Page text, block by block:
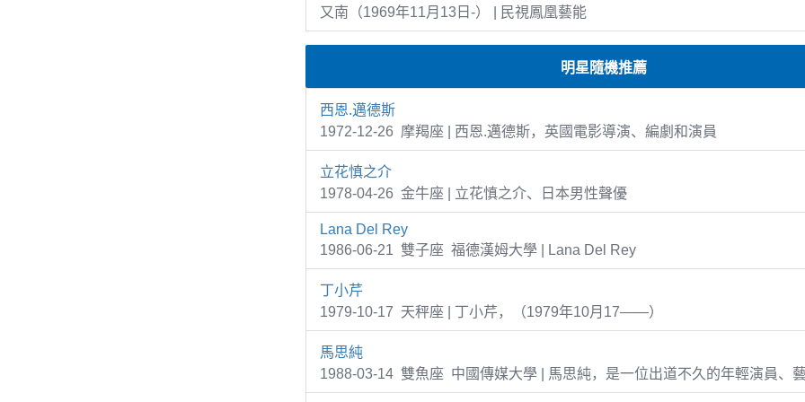
又南（1969年11月13日-） | 民視鳳凰藝能
明星隨機推薦
西恩.邁德斯
1972-12-26 摩羯座 | 西恩.邁德斯，英國電影導演、編劇和演員
立花慎之介
1978-04-26 金牛座 | 立花慎之介、日本男性聲優
Lana Del Rey
1986-06-21 雙子座 福德漢姆大學 | Lana Del Rey
丁小芹
1979-10-17 天秤座 | 丁小芹，（1979年10月17——）
馬思純
1988-03-14 雙魚座 中國傳媒大學 | 馬思純，是一位出道不久的年輕演員、